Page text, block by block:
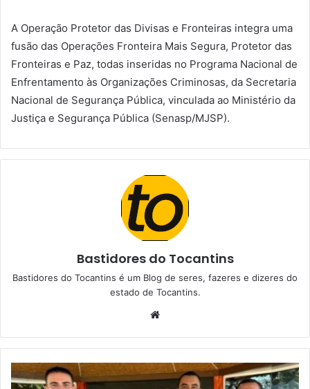
A Operação Protetor das Divisas e Fronteiras integra uma
fusão das Operações Fronteira Mais Segura, Protetor das
Fronteiras e Paz, todas inseridas no Programa Nacional de
Enfrentamento às Organizações Criminosas, da Secretaria
Nacional de Segurança Pública, vinculada ao Ministério da
Justiça e Segurança Pública (Senasp/MJSP).
Bastidores do Tocantins
Bastidores do Tocantins é um Blog de seres, fazeres e dizeres do
estado de Tocantins.
b
s
i